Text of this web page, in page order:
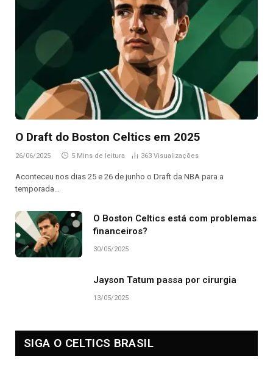
O Draft do Boston Celtics em 2025
26/06/2025 5 Mins de leitura 363 Visualizações
Aconteceu nos dias 25 e 26 de junho o Draft da NBA para a
temporada…
O Boston Celtics está com problemas
financeiros?
30/05/2025
Jayson Tatum passa por cirurgia
13/05/2025
SIGA O CELTICS BRASIL